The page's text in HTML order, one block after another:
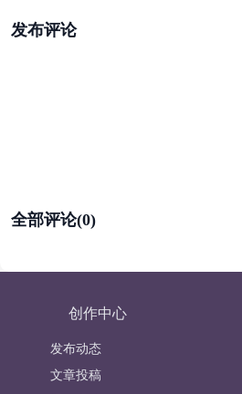
发布评论
全部评论(0)
创作中心
发布动态
文章投稿